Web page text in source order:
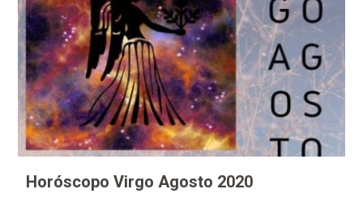
Horóscopo Virgo Agosto 2020